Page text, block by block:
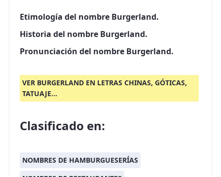
Etimología del nombre Burgerland.
Historia del nombre Burgerland.
Pronunciación del nombre Burgerland.
VER BURGERLAND EN LETRAS CHINAS, GÓTICAS,
TATUAJE...
Clasificado en:
NOMBRES DE HAMBURGUESERÍAS